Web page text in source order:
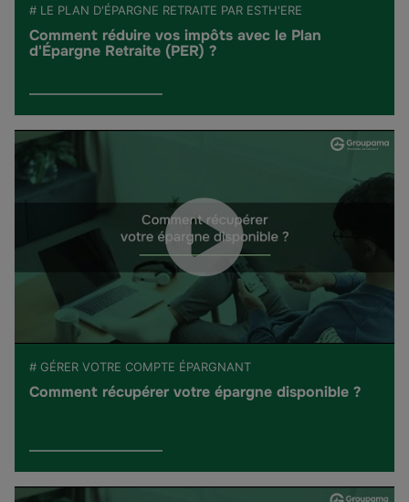
# LE PLAN D'ÉPARGNE RETRAITE PAR ESTH'ERE
Comment réduire vos impôts avec le Plan
d'Épargne Retraite (PER) ?
# GÉRER VOTRE COMPTE ÉPARGNANT
Comment récupérer votre épargne disponible ?